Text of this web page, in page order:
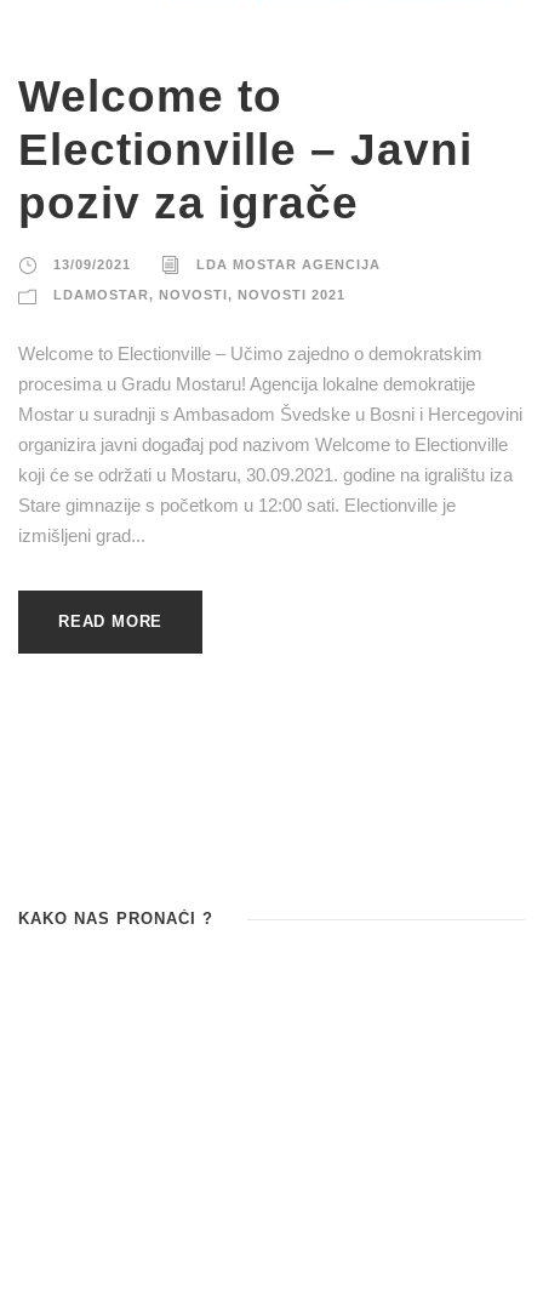
Welcome to
Electionville – Javni
poziv za igrače
13/09/2021 LDA MOSTAR AGENCIJA
LDAMOSTAR, NOVOSTI, NOVOSTI 2021
Welcome to Electionville – Učimo zajedno o demokratskim
procesima u Gradu Mostaru! Agencija lokalne demokratije
Mostar u suradnji s Ambasadom Švedske u Bosni i Hercegovini
organizira javni događaj pod nazivom Welcome to Electionville
koji će se održati u Mostaru, 30.09.2021. godine na igralištu iza
Stare gimnazije s početkom u 12:00 sati. Electionville je
izmišljeni grad...
READ MORE
KAKO NAS PRONAĆI ?